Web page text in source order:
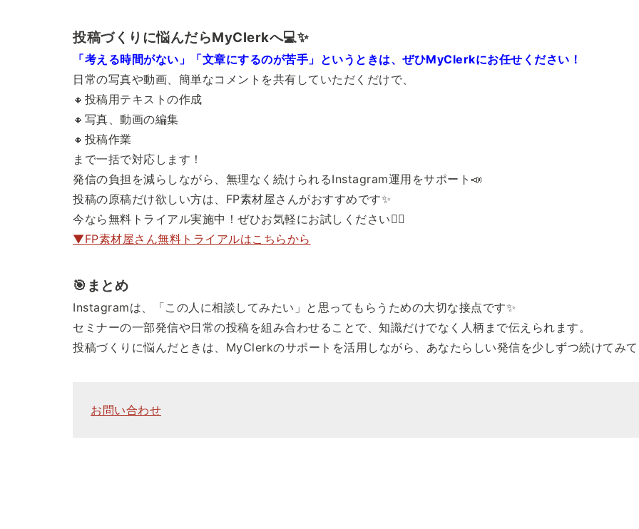
投稿づくりに悩んだらMyClerkへ💻✨
「考える時間がない」「文章にするのが苦手」というときは、ぜひMyClerkにお任せください！
日常の写真や動画、簡単なコメントを共有していただくだけで、
🔸投稿用テキストの作成
🔸写真、動画の編集
🔸投稿作業
まで一括で対応します！
発信の負担を減らしながら、無理なく続けられるInstagram運用をサポート📣
投稿の原稿だけ欲しい方は、FP素材屋さんがおすすめです✨
今なら無料トライアル実施中！ぜひお気軽にお試しください💁‍♀️
▼FP素材屋さん無料トライアルはこちらから
🎯まとめ
Instagramは、「この人に相談してみたい」と思ってもらうための大切な接点です✨
セミナーの一部発信や日常の投稿を組み合わせることで、知識だけでなく人柄まで伝えられます。
投稿づくりに悩んだときは、MyClerkのサポートを活用しながら、あなたらしい発信を少しずつ続けてみ
お問い合わせ